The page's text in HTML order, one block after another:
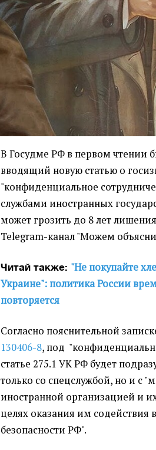
В Госудме РФ в первом чтении
вводящий новую статью о
"конфиденциальное
службами иностранных
может грозить до 8 лет
Telegram-канал "Можем
Читай также: "Не покупайте
Украине": политика России
повторяется
Согласно пояснительной
130406-8, под
статье 275.1 УК РФ будет
только со спецслужбой, но и с
иностранной организацией и
целях оказания им содействия
безопасности РФ".